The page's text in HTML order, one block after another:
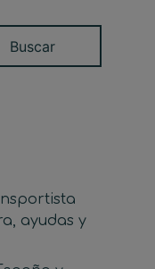
Buscar
ayudas y